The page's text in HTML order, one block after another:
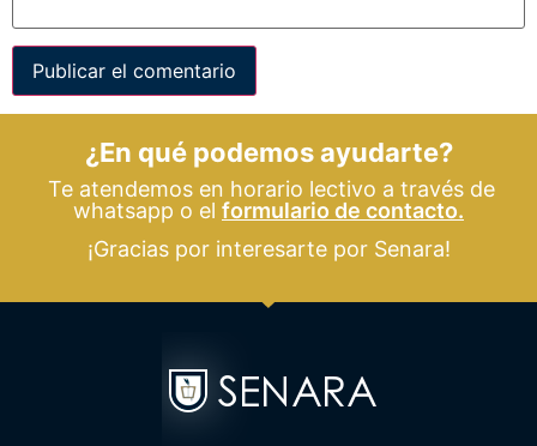
¿En qué podemos ayudarte?
Te atendemos en horario lectivo a través de
whatsapp o el formulario de contacto.
¡Gracias por interesarte por Senara!